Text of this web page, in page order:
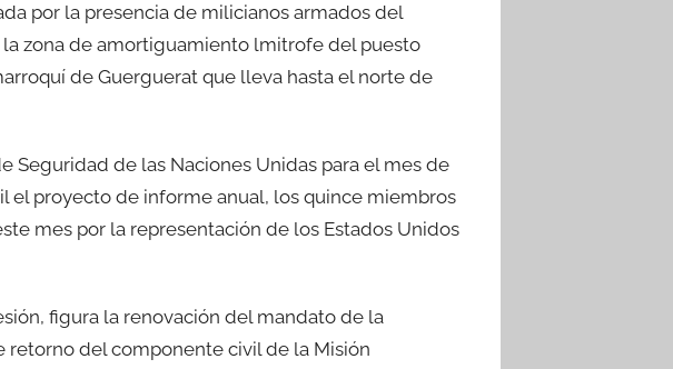
por la presencia de milicianos armados del
la zona de amortiguamiento lmitrofe del puesto
de Guerguerat que lleva hasta el norte de
Seguridad de las Naciones Unidas para el mes de
el proyecto de informe anual, los quince miembros
mes por la representación de los Estados Unidos
figura la renovación del mandato de la
retorno del componente civil de la Misión